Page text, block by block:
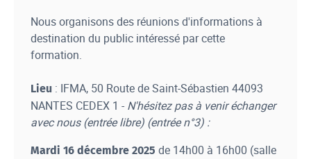
Nous organisons des réunions d'informations à
destination du public intéressé par cette
formation.
Lieu : IFMA, 50 Route de Saint-Sébastien 44093
NANTES CEDEX 1 - N'hésitez pas à venir échanger
avec nous (entrée libre) (entrée n°3) :
Mardi 16 décembre 2025 de 14h00 à 16h00 (salle